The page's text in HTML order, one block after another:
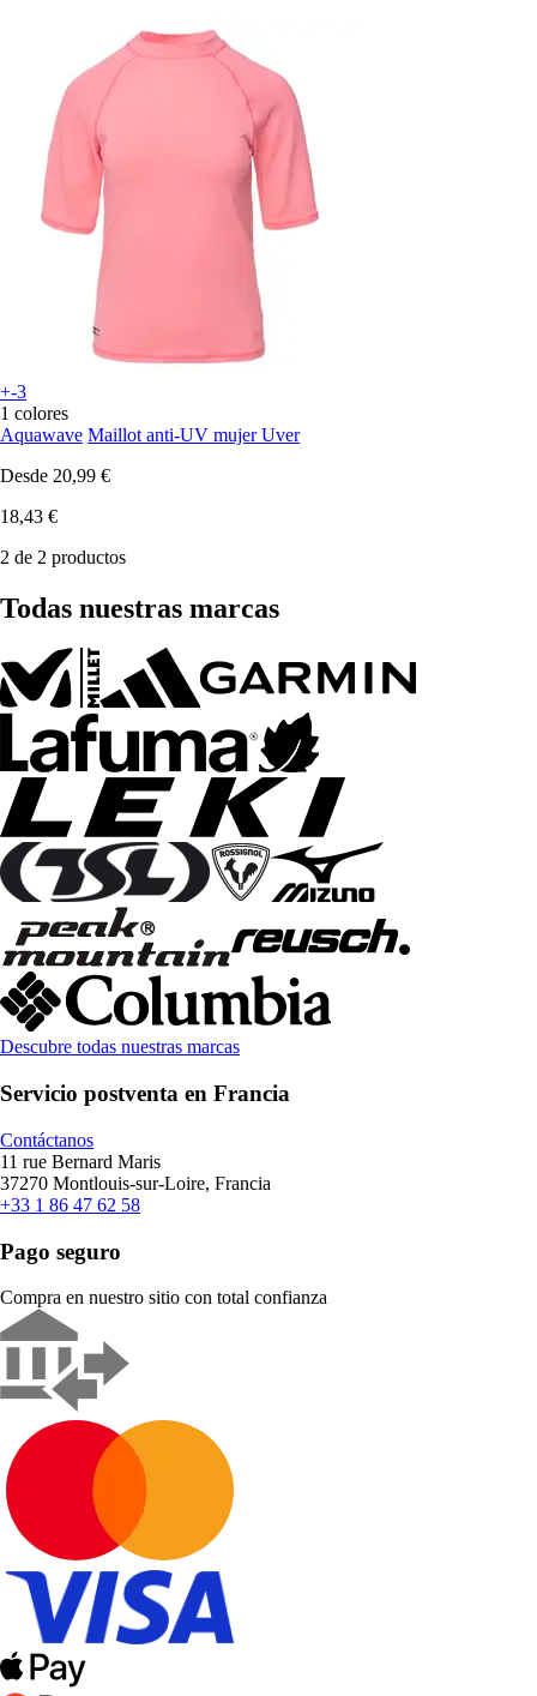
+-3
1 colores
Aquawave Maillot anti-UV mujer Uver
Desde 20,99 €
18,43 €
2 de 2 productos
Todas nuestras marcas
Descubre todas nuestras marcas
Servicio postventa en Francia
Contáctanos
11 rue Bernard Maris
37270 Montlouis-sur-Loire, Francia
+33 1 86 47 62 58
Pago seguro
Compra en nuestro sitio con total confianza